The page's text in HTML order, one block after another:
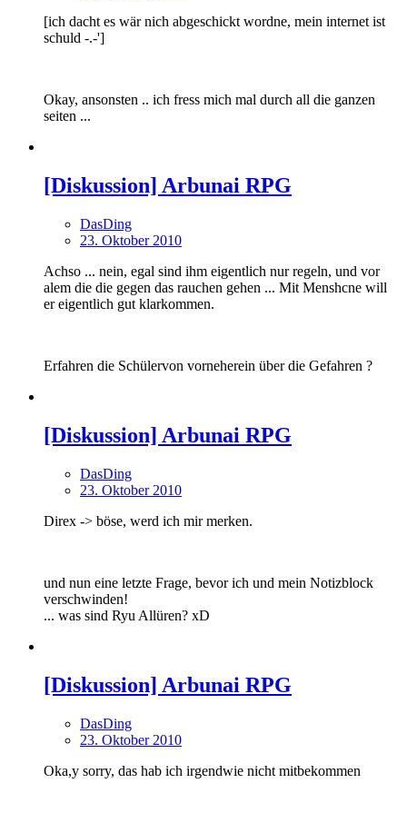
[ich dacht es wär nich abgeschickt wordne, mein internet ist
schuld -.-']
Okay, ansonsten .. ich fress mich mal durch all die ganzen
seiten ...
[Diskussion] Arbunai RPG
DasDing
23. Oktober 2010
Achso ... nein, egal sind ihm eigentlich nur regeln, und vor
alem die die gegen das rauchen gehen ... Mit Menshcne will
er eigentlich gut klarkommen.
Erfahren die Schülervon vorneherein über die Gefahren ?
[Diskussion] Arbunai RPG
DasDing
23. Oktober 2010
Direx -> böse, werd ich mir merken.
und nun eine letzte Frage, bevor ich und mein Notizblock
verschwinden!
... was sind Ryu Allüren? xD
[Diskussion] Arbunai RPG
DasDing
23. Oktober 2010
Oka,y sorry, das hab ich irgendwie nicht mitbekommen